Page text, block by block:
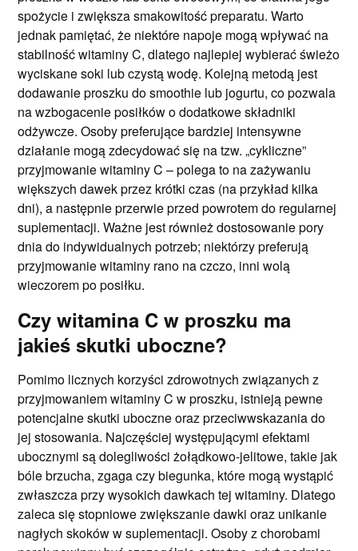
spożycie i zwiększa smakowitość preparatu. Warto
jednak pamiętać, że niektóre napoje mogą wpływać na
stabilność witaminy C, dlatego najlepiej wybierać świeżo
wyciskane soki lub czystą wodę. Kolejną metodą jest
dodawanie proszku do smoothie lub jogurtu, co pozwala
na wzbogacenie posiłków o dodatkowe składniki
odżywcze. Osoby preferujące bardziej intensywne
działanie mogą zdecydować się na tzw. „cykliczne”
przyjmowanie witaminy C – polega to na zażywaniu
większych dawek przez krótki czas (na przykład kilka
dni), a następnie przerwie przed powrotem do regularnej
suplementacji. Ważne jest również dostosowanie pory
dnia do indywidualnych potrzeb; niektórzy preferują
przyjmowanie witaminy rano na czczo, inni wolą
wieczorem po posiłku.
Czy witamina C w proszku ma
jakieś skutki uboczne?
Pomimo licznych korzyści zdrowotnych związanych z
przyjmowaniem witaminy C w proszku, istnieją pewne
potencjalne skutki uboczne oraz przeciwwskazania do
jej stosowania. Najczęściej występującymi efektami
ubocznymi są dolegliwości żołądkowo-jelitowe, takie jak
bóle brzucha, zgaga czy biegunka, które mogą wystąpić
zwłaszcza przy wysokich dawkach tej witaminy. Dlatego
zaleca się stopniowe zwiększanie dawki oraz unikanie
nagłych skoków w suplementacji. Osoby z chorobami